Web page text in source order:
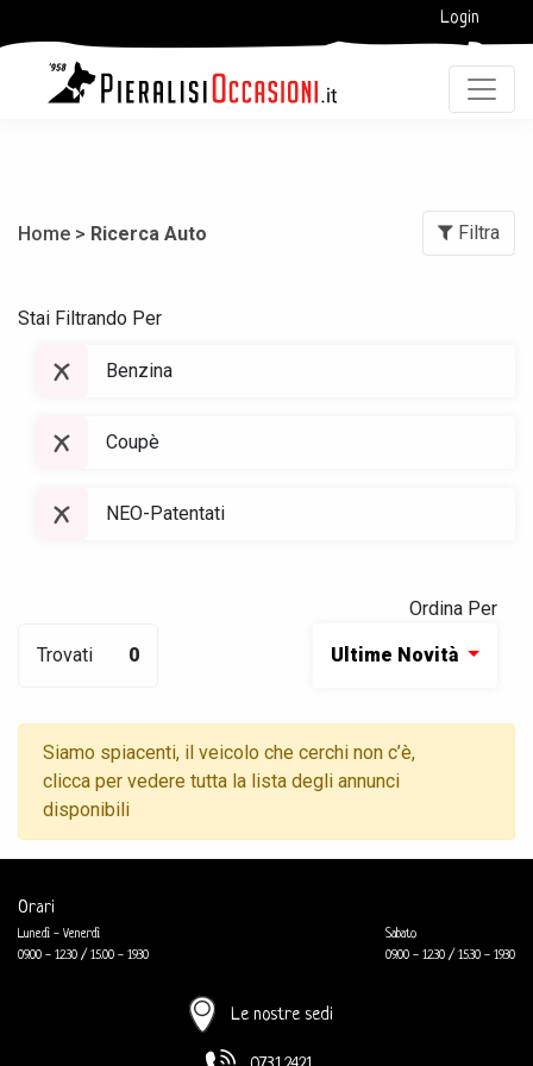
Login
Home > Ricerca Auto Filtra
Stai Filtrando Per
Benzina
Coupè
NEO-Patentati
Trovati 0
Ordina Per
Ultime Novità
Siamo spiacenti, il veicolo che cerchi non c’è,
clicca per vedere tutta la lista degli annunci
disponibili
Orari
Lunedì - Venerdì
09.00 - 12.30 / 15.00 - 19.30
Sabato
09.00 - 12.30 / 15.30 - 19.30
Le nostre sedi